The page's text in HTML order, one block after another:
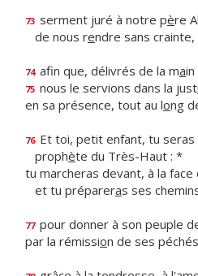
73 serment juré à notre père
de nous rendre sans crainte,
74 afin que, délivrés de la ma
75 nous le servions dans la justi
en sa présence, tout au long
76 Et toi, petit enfant, tu seras
prophète du Très-Haut : *
tu marcheras devant, à la face
et tu prépareras ses
77 pour donner à son peuple
par la rémission de ses